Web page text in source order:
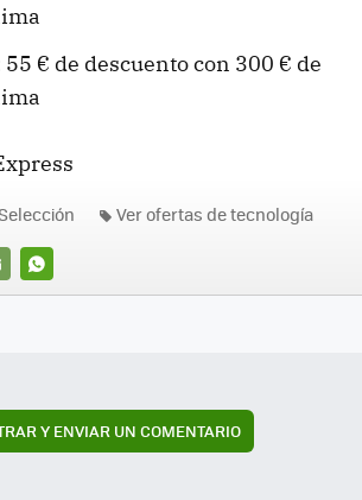
55 € de descuento con 300 € de
WHATSAPP
Ver ofertas de tecnología
Y ENVIAR UN COMENTARIO